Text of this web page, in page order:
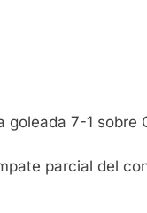
goleada 7-1 sobre
parcial del